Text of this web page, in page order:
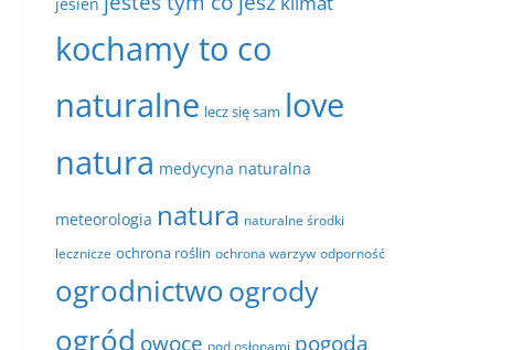
kochamy to co
naturalne lecz się sam love
natura medycyna naturalna
meteorologia natura naturalne środki
lecznicze ochrona roślin ochrona warzyw odporność
ogrodnictwoogrody
ogród owoce pod osłonami pogoda